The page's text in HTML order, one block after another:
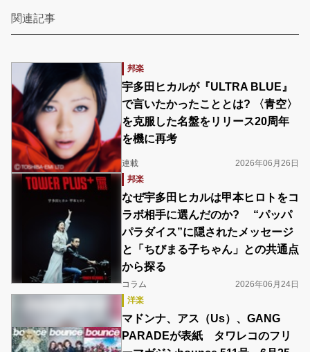
関連記事
邦楽
宇多田ヒカルが『ULTRA BLUE』
で言いたかったこととは? 〈青空〉
を克服した名盤をリリース20周年
を機に再考
連載
2026年06月26日
邦楽
なぜ宇多田ヒカルは甲本ヒロトをコ
ラボ相手に選んだのか? “パッパ
パラダイス”に隠されたメッセージ
と「ちびまる子ちゃん」との共通点
から探る
コラム
2026年06月24日
洋楽
マドンナ、アス（Us）、GANG
PARADEが表紙 タワレコのフリ